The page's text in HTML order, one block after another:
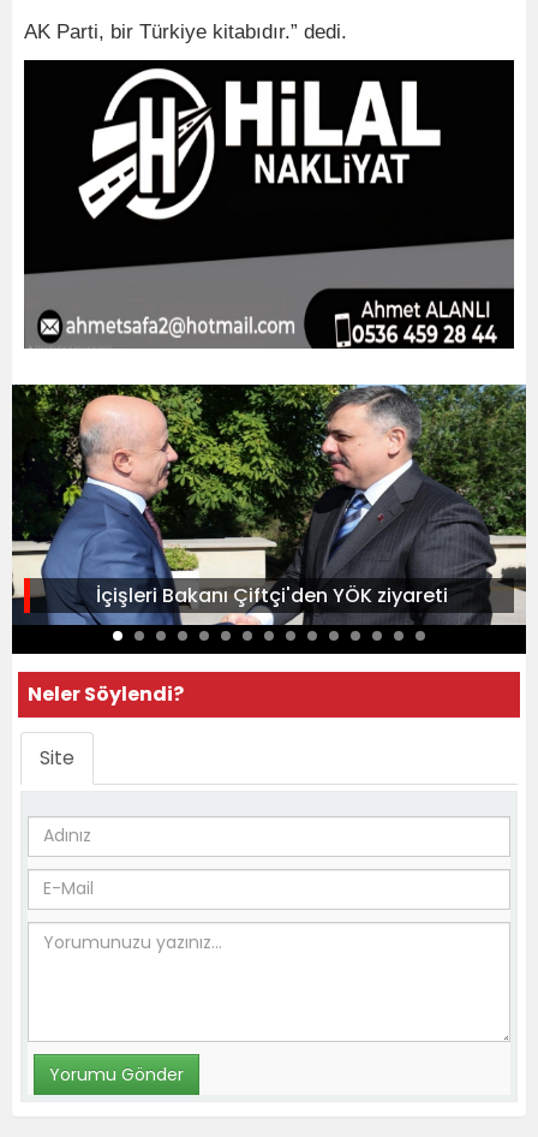
AK Parti, bir Türkiye kitabıdır.” dedi.
İçişleri Bakanı Çiftçi'den YÖK ziyareti
Neler Söylendi?
Site